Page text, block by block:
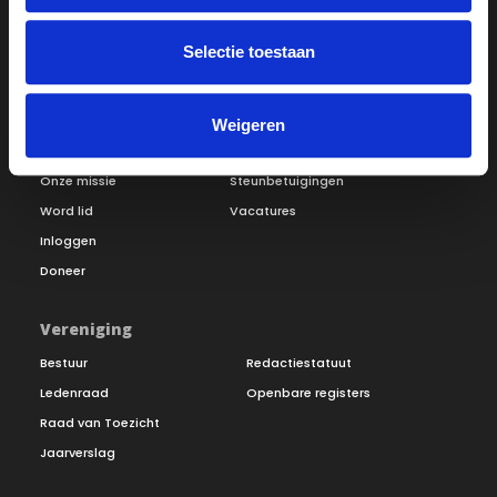
Selectie toestaan
Weigeren
Onze missie
Word lid
Inloggen
Doneer
Steunbetuigingen
Vacatures
Vereniging
Bestuur
Ledenraad
Raad van Toezicht
Jaarverslag
Redactiestatuut
Openbare registers